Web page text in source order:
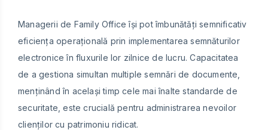
Managerii de Family Office își pot îmbunătăți semnificativ
eficiența operațională prin implementarea semnăturilor
electronice în fluxurile lor zilnice de lucru. Capacitatea
de a gestiona simultan multiple semnări de documente,
menținând în același timp cele mai înalte standarde de
securitate, este crucială pentru administrarea nevoilor
clienților cu patrimoniu ridicat.